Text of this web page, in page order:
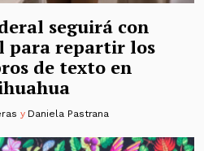
seguirá con
para repartir los
de texto en
y Daniela Pastrana